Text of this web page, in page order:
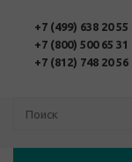
+7 (499) 638 20 55
+7 (800) 500 65 31
+7 (812) 748 20 56